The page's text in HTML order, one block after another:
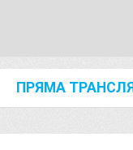
ПРЯМА